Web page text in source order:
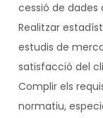
cessió de dades
Realitzar
estudis de
satisfacció del
Complir els
normatiu,